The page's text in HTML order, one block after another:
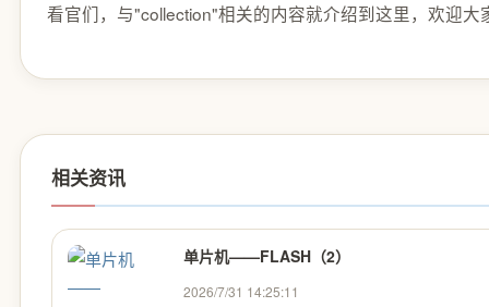
看官们，与"collection"相关的内容就介绍到这里，欢迎大
相关资讯
单片机——FLASH（2）
2026/7/31 14:25:11